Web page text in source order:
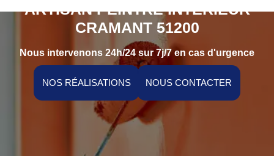
ARTISAN PEINTRE INTÉRIEUR
CRAMANT 51200
Nous intervenons 24h/24 sur 7j/7 en cas d'urgence
NOS RÉALISATIONS NOUS CONTACTER